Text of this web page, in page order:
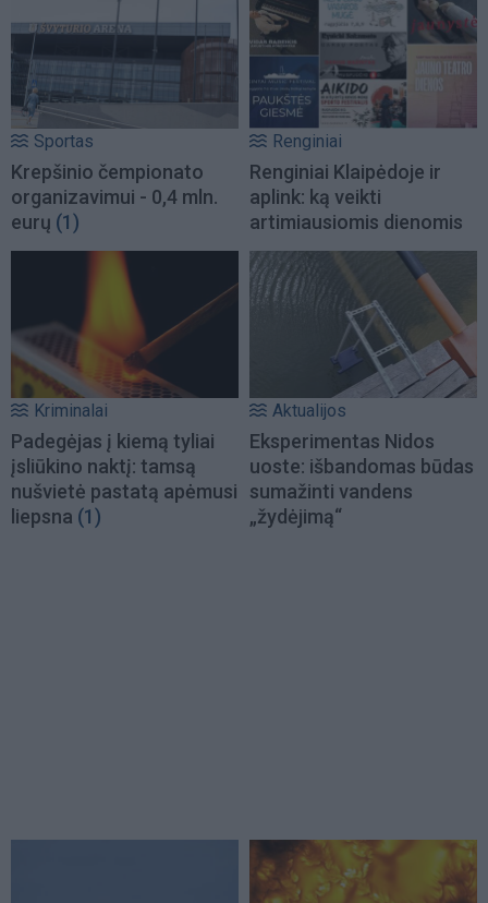
Sportas
Krepšinio čempionato
organizavimui - 0,4 mln.
eurų (1)
Renginiai
Renginiai Klaipėdoje ir
aplink: ką veikti
artimiausiomis dienomis
Kriminalai
Padegėjas į kiemą tyliai
įsliūkino naktį: tamsą
nušvietė pastatą apėmusi
liepsna (1)
Aktualijos
Eksperimentas Nidos
uoste: išbandomas būdas
sumažinti vandens
„žydėjimą“